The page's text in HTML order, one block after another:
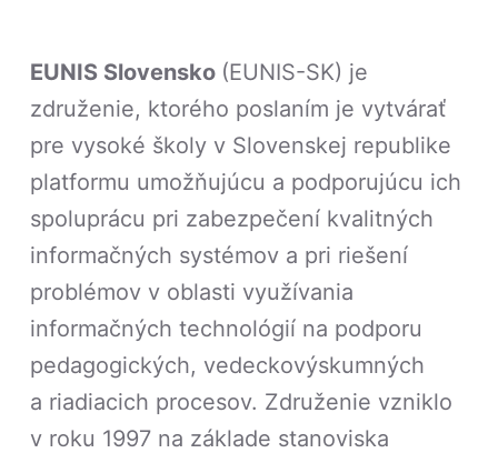
EUNIS Slovensko (EUNIS-SK) je
združenie, ktorého poslaním je vytvárať
pre vysoké školy v Slovenskej republike
platformu umožňujúcu a podporujúcu ich
spoluprácu pri zabezpečení kvalitných
informačných systémov a pri riešení
problémov v oblasti využívania
informačných technológií na podporu
pedagogických, vedeckovýskumných
a riadiacich procesov. Združenie vzniklo
v roku 1997 na základe stanoviska